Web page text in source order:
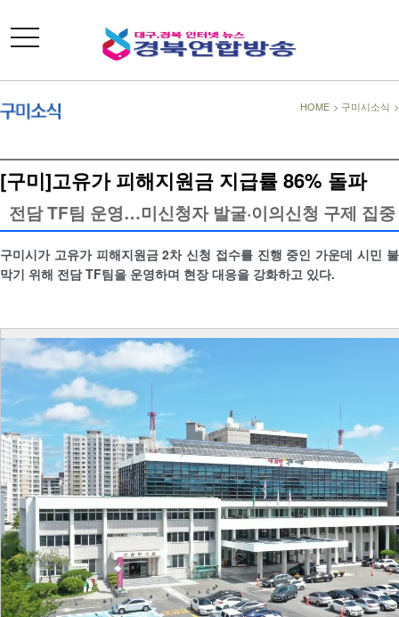
toggle
navigation
HOME > 구미시소식
[구미]고유가 피해지원금 지급률 86% 돌파
전담 TF팀 운영…미신청자 발굴·이의신청 구제 집중
구미시가 고유가 피해지원금 2차 신청 접수를 진행 중인 가운데 시민
막기 위해 전담 TF팀을 운영하며 현장 대응을 강화하고 있다.